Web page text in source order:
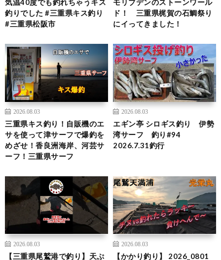
気温40度でも釣れちゃうキス
釣りでした #三重県キス釣り
#三重県松阪市
モリブデンのストーンワール
ド！ 三重県梶賀の石鯛祭り
にイってきました！
2026.08.03
三重県キス釣り！自販機のエ
サを使って津サーフで爆釣を
めざせ！香良洲海岸、河芸サ
ーフ！三重県サーフ
2026.08.03
エギン亭 シロギス釣り 伊勢
湾サーフ 釣り#94
2026.7.31釣行
2026.08.03
【三重県尾鷲港で釣り】天ぷ
2026.08.03
【かかり釣り】 2026_0801